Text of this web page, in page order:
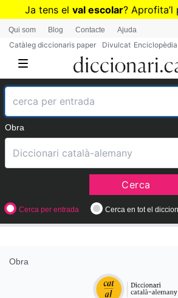
Vés
contingut
Ja tens el val escolar? Aprofita’l
diccionaris per a Primària o
Qui som Blog Contacte Ajuda
Catàleg diccionaris paper Divulcat
Obra
Cerca
Cerca per entrada Cerca en tot el
Obra